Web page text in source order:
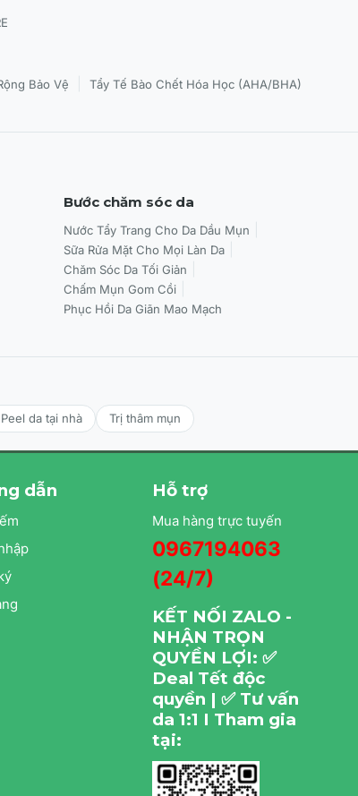
Bảo Vệ Tẩy Tế Bào Chết Hóa Học (AHA/BHA)
Bước chăm sóc da
Nước Tẩy Trang Cho Da Dầu Mụn
Sữa Rửa Mặt Cho Mọi Làn Da
Chăm Sóc Da Tối Giản
Chấm Mụn Gom Cồi
Phục Hồi Da Giãn Mao Mạch
Peel da tại nhà Trị thâm mụn
dẫn Hỗ trợ
Mua hàng trực tuyến
0967194063
(24/7)
KẾT NỐI ZALO -
NHẬN TRỌN
QUYỀN LỢI: ✅
Deal Tết độc
quyền | ✅ Tư vấn
da 1:1 I Tham gia
tại: